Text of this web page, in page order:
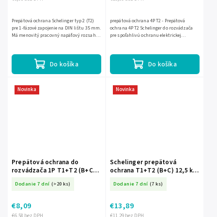
Do košíka
Prepätová ochrana Schelinger typ 2 (T2)
pre 1-fázové zapojenie na DIN lištu 35 mm.
Má menovitý pracovný napäťový rozsah
Do košíka
prepätová ochrana 4P T2 - Prepätová
ochrana 4P T2 Schelinger do rozvádzača
pre spoľahlivú ochranu elektrickej
Novinka
Prepätová ochrana do
rozvádzača 1P T1+T2 (B+C)
A51-SPD01-1P-B+C
Dodanie 7 dní (>20 ks)
€8,09
Novinka
Schelinger prepätová
ochrana T1+T2 (B+C) 12,5 kA
SPD04-WK-B+C
Dodanie 7 dní (7 ks)
€13,89